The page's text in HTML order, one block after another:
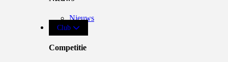
Nieuws
Club
Competitie